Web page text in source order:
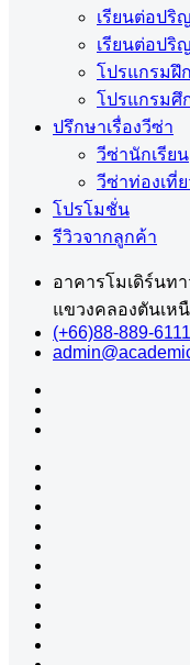
เรียนต่อปริ
เรียนต่อปริ
โปรแกรมฝึ
โปรแกรมศึ
ปรึกษาเรื่องวีซ่า
วีซ่านักเรียน
วีซ่าท่องเที่ย
โปรโมชั่น
รีวิวจากลูกค้า
อาคารโมเดิร์นท
แขวงคลองตันเห
(+66)88-889-6111